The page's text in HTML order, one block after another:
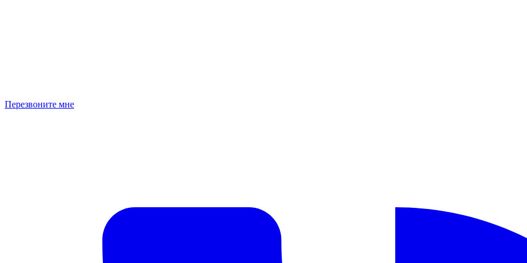
Перезвоните мне